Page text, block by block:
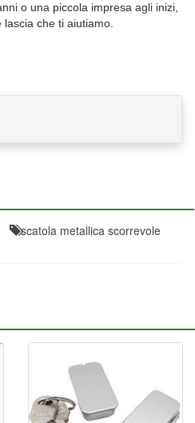
o una piccola impresa agli inizi,
che ti aiutiamo.
scatola metallica scorrevole